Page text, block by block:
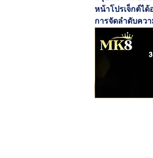
หน้าโปรเจ็กต์ไ
การจัดลำดับคว